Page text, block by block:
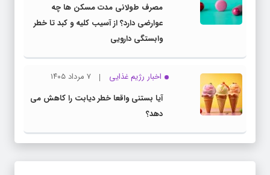
مصرف طولانی مدت مسکن ها چه
عوارضی دارد؟ از آسیب کلیه و کبد تا خطر
وابستگی دارویی
اخبار رژیم غذایی
۷ مرداد ۱۴۰۵
آیا بستنی واقعا خطر دیابت را کاهش می
دهد؟